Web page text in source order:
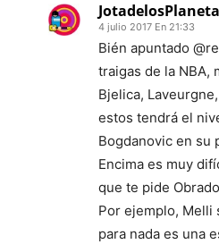
4 julio 2017 En 21:33
Bién apuntado
traigas de la NBA,
Bjelica,
estos tendrá el
Bogdanovic en su
Encima es muy
que te pide
Por ejemplo, Melli
para nada es una